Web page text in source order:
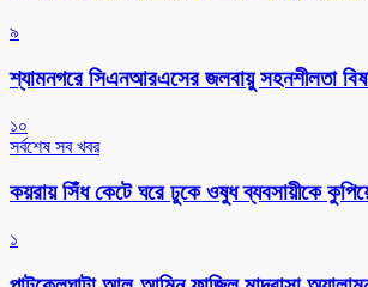
৯
শ্যামনগরে সিএনআরএসের জলবায়ু সহনশীলতা
১০
সর্বশেষ সব খবর
কয়রায় সিঁধ কেটে ঘরে ঢুকে ওষুধ ব্যবসায়ীকে
১